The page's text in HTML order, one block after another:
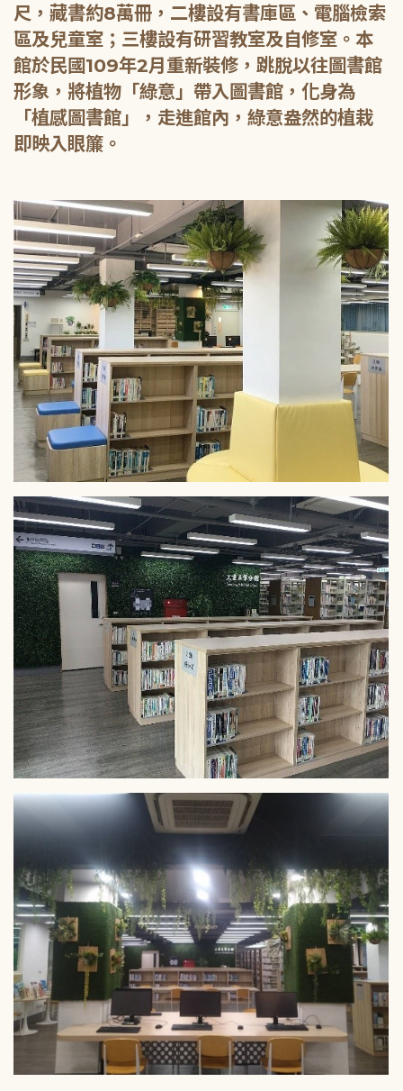
尺，藏書約8萬冊，二樓設有書庫區、電腦檢索
區及兒童室；三樓設有研習教室及自修室。本
館於民國109年2月重新裝修，跳脫以往圖書館
形象，將植物「綠意」帶入圖書館，化身為
「植感圖書館」，走進館內，綠意盎然的植栽
即映入眼簾。